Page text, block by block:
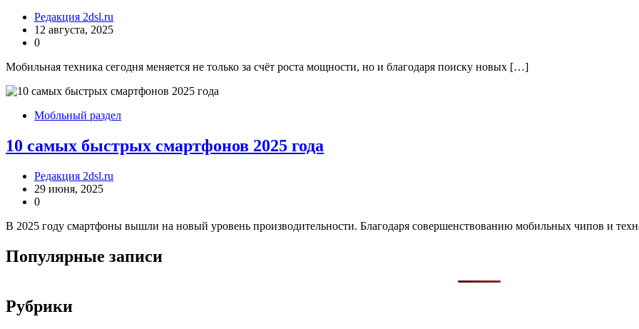
Редакция 2dsl.ru
12 августа, 2025
0
Мобильная техника сегодня меняется не только за счёт роста мощности, но и благодаря поиску новых […]
Мобльный раздел
10 самых быстрых смартфонов 2025 года
Редакция 2dsl.ru
29 июня, 2025
0
В 2025 году смартфоны вышли на новый уровень производительности. Благодаря совершенствованию мобильных чипов и
Популярные записи
Рубрики